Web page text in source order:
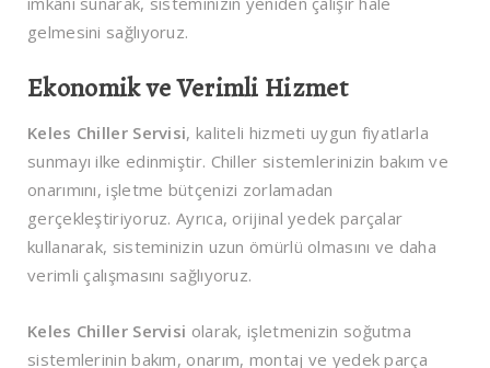
gelmesini sağlıyoruz.
Ekonomik ve Verimli Hizmet
Keles Chiller Servisi, kaliteli hizmeti uygun fiyatlarla
sunmayı ilke edinmiştir. Chiller sistemlerinizin bakım ve
onarımını, işletme bütçenizi zorlamadan
gerçekleştiriyoruz. Ayrıca, orijinal yedek parçalar
kullanarak, sisteminizin uzun ömürlü olmasını ve daha
verimli çalışmasını sağlıyoruz.
Keles Chiller Servisi olarak, işletmenizin soğutma
sistemlerinin bakım, onarım, montaj ve yedek parça